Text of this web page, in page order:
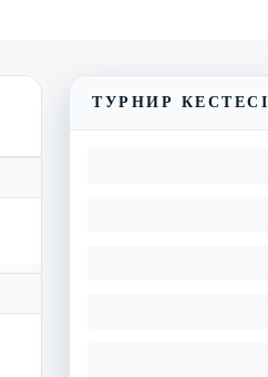
ТУРНИР КЕСТЕСІ